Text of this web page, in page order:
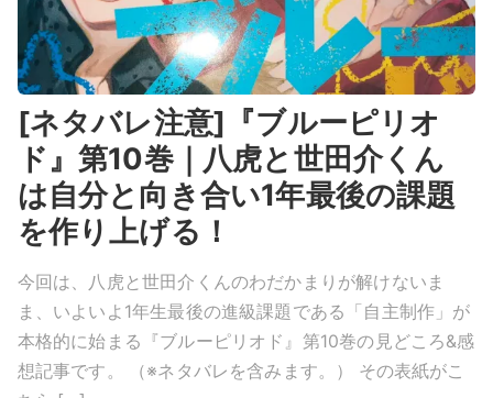
[ネタバレ注意]『ブルーピリオ
ド』第10巻｜八虎と世田介くん
は自分と向き合い1年最後の課題
を作り上げる！
今回は、八虎と世田介くんのわだかまりが解けないま
ま、いよいよ1年生最後の進級課題である「自主制作」が
本格的に始まる『ブルーピリオド』第10巻の見どころ&感
想記事です。 （※ネタバレを含みます。） その表紙がこ